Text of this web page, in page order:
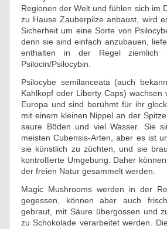
Regionen der Welt und fühlen sich im
zu Hause Zauberpilze anbaust, wird
Sicherheit um eine Sorte von
denn sie sind einfach anzubauen,
enthalten in der Regel ziemlich
Psilocin/Psilocybin.
Psilocybe semilanceata (auch
Kahlkopf oder Liberty Caps) wachsen
Europa und sind berühmt für ihr
mit einem kleinen Nippel an der
saure Böden und viel Wasser. Sie
meisten Cubensis-Arten, aber es ist
sie künstlich zu züchten, und sie
kontrollierte Umgebung. Daher
der freien Natur gesammelt werden.
Magic Mushrooms werden in der
gegessen, können aber auch
gebraut, mit Säure übergossen und
zu Schokolade verarbeitet werden.